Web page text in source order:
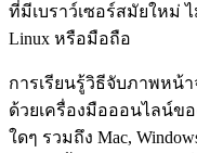
ที่มีเบราว์เซอร์สมัยใหม่ ไ
Linux หรือมือถือ
การเรียนรู้วิธีจับภาพหน้า
ด้วยเครื่องมือออนไลน์ข
ใดๆ รวมถึง Mac,